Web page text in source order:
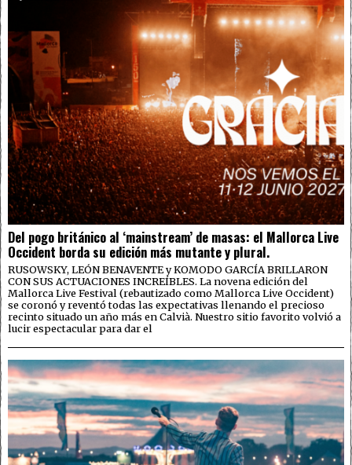
Del pogo británico al ‘mainstream’ de masas: el Mallorca Live
Occident borda su edición más mutante y plural.
RUSOWSKY, LEÓN BENAVENTE y KOMODO GARCÍA BRILLARON
CON SUS ACTUACIONES INCREÍBLES. La novena edición del
Mallorca Live Festival (rebautizado como Mallorca Live Occident)
se coronó y reventó todas las expectativas llenando el precioso
recinto situado un año más en Calvià. Nuestro sitio favorito volvió a
lucir espectacular para dar el